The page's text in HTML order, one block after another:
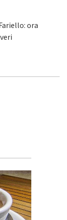
ora